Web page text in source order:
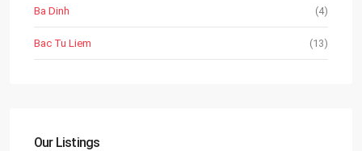
Ba Dinh (4)
Bac Tu Liem (13)
Our Listings